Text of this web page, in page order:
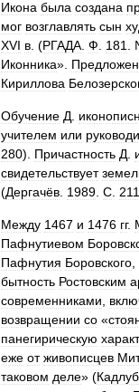
Икона была создана
мог возглавлять сын
XVI в . (РГАДА Ф 181
Иконника».
Кириллова
Обучение Д
учителем или
280). Причастность Д
свидетельствует
(Дергачёв 1989 С 211
Между 1467 и 1476 гг.
Пафнутиевом
Пафнутия Боровского
бытность Ростовским
современниками
возвращении со «
панегирическую
еже от живописцев
таковом деле» (